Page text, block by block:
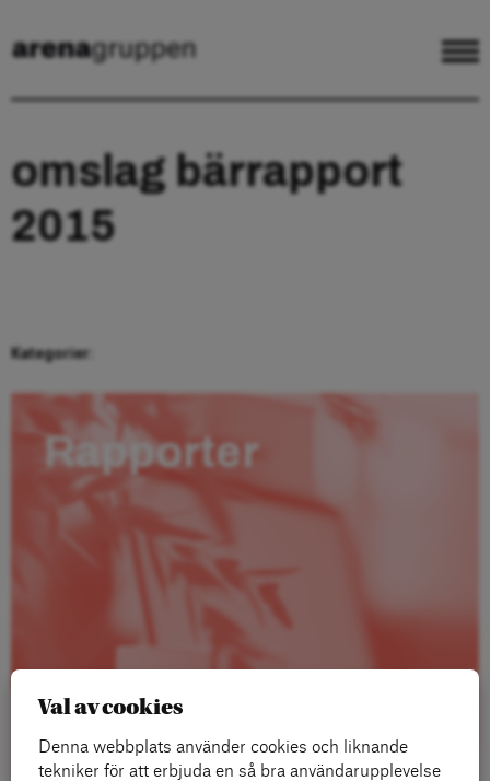
omslag bärrapport
2015
Kategorier:
Rapporter
Val av cookies
Denna webbplats använder cookies och liknande
tekniker för att erbjuda en så bra användarupplevelse